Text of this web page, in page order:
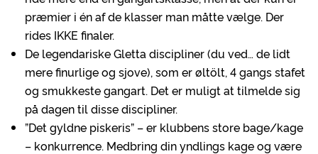
præmier i én af de klasser man måtte vælge. Der
rides IKKE finaler.
De legendariske Gletta discipliner (du ved… de lidt
mere finurlige og sjove), som er øltölt, 4 gangs stafet
og smukkeste gangart. Det er muligt at tilmelde sig
på dagen til disse discipliner.
”Det gyldne piskeris” – er klubbens store bage/kage
– konkurrence. Medbring din yndlings kage og være